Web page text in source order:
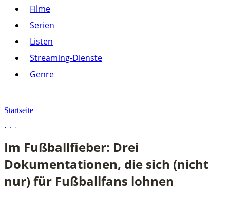
Streaming-Dienste
Paramount+
Netflix
Alle anzeigen
Filme
Serien
Listen
Streaming-Dienste
Genre
Startseite
Listen
Im Fußballfieber: Drei Dokumentationen, die sich (nicht nur) für
Im Fußballfieber: Drei
Dokumentationen, die sich (nicht
nur) für Fußballfans lohnen